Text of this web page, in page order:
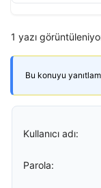
1 yazı
Bu konuyu
Kullanıcı adı:
Parola: